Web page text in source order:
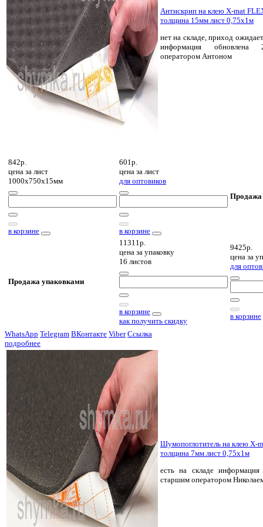
Антискрип на клею X-mat
толщина 15мм лист 0,75х1м
нет на складе, приход
информация обновлена
оператором Антоном
842р.
цена за лист
1000х750х15мм
в корзине
601р.
цена за лист
для оптовиков
в корзине
Продажа
Продажа упаковками
11311р.
цена за упаковку
16 листов
в корзине
как получить скидку
9425р.
цена за
для
в корзине
WhatsApp Telegram ВКонтакте Viber Ссылка
подробнее
Шумопоглотитель на клею X-
толщина 7мм лист 0,75х1м
есть на складе информация
старшим оператором